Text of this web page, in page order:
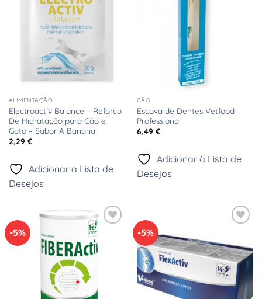
Desejos
ALIMENTAÇÃO
Electroactiv Balance – Reforço
De Hidratação para Cão e
Gato – Sabor A Banana
2,29 €
Adicionar à Lista de
Desejos
CÃO
Escova de Dentes Vetfood
Professional
6,49 €
Adicionar à Lista de
Desejos
-5%
Adicionar
à Lista
Desejos
-5%
de
Desejos